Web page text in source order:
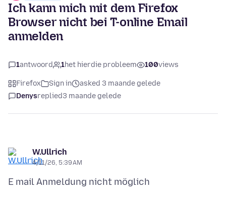
Ich kann mich mit dem Firefox
Browser nicht bei T-online Email
anmelden
1antwoord 1het hierdie probleem 100views
Firefox Sign in
asked 3 maande gelede
Denysreplied3 maande gelede
W.Ullrich
4/11/26, 5:39 AM